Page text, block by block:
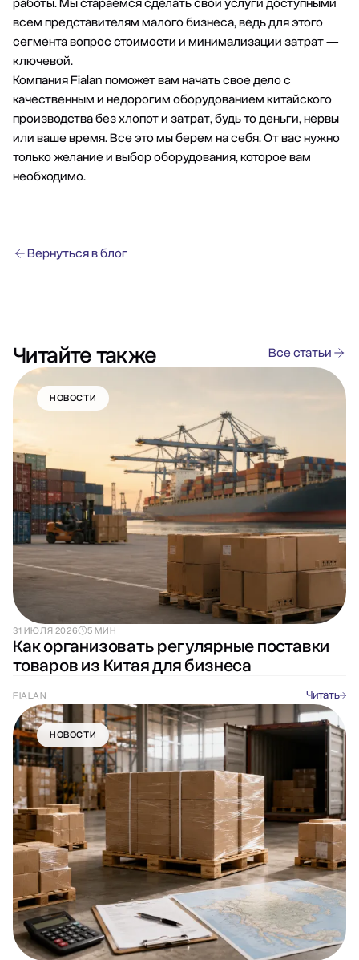
всем представителям малого бизнеса, ведь для этого
сегмента вопрос стоимости и минимализации затрат —
ключевой.
Компания Fialan поможет вам начать свое дело с
качественным и недорогим оборудованием китайского
производства без хлопот и затрат, будь то деньги, нервы
или ваше время. Все это мы берем на себя. От вас нужно
только желание и выбор оборудования, которое вам
необходимо.
Вернуться в блог
Читайте также Все статьи
НОВОСТИ
31 ИЮЛЯ 2026 5 МИН
Как организовать регулярные поставки
товаров из Китая для бизнеса
FIALAN Читать
НОВОСТИ